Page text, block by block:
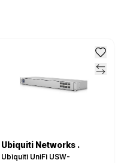
Ubiquiti Networks .
Ubiquiti UniFi USW-